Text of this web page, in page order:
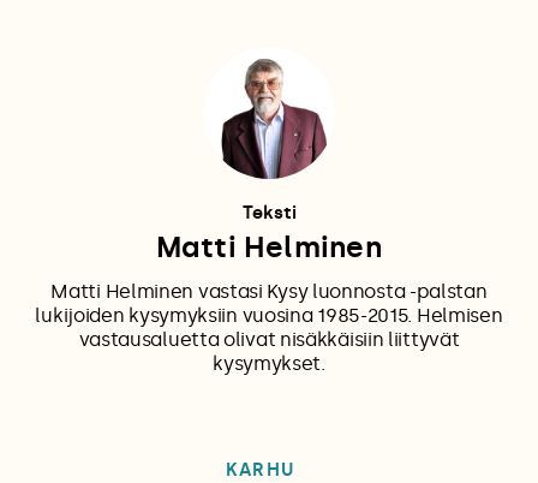
Teksti
Matti Helminen
Matti Helminen vastasi Kysy luonnosta -palstan
lukijoiden kysymyksiin vuosina 1985-2015. Helmisen
vastausaluetta olivat nisäkkäisiin liittyvät
kysymykset.
KARHU